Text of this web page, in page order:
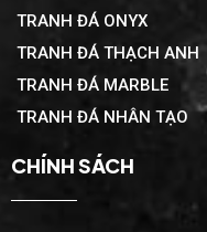
TRANH ĐÁ ONYX
TRANH ĐÁ THẠCH ANH
TRANH ĐÁ MARBLE
TRANH ĐÁ NHÂN TẠO
CHÍNH SÁCH